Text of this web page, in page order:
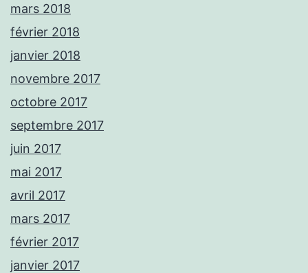
mars 2018
février 2018
janvier 2018
novembre 2017
octobre 2017
septembre 2017
juin 2017
mai 2017
avril 2017
mars 2017
février 2017
janvier 2017